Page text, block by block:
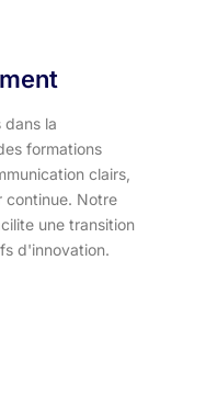
dans la
formations
clairs,
continue. Notre
une transition
d'innovation.​